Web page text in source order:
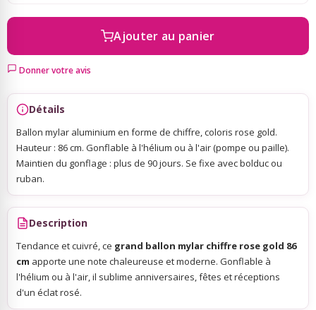
Rubans Tulle Organdi
Ajouter au panier
Donner votre avis
Détails
Ballon mylar aluminium en forme de chiffre, coloris rose gold.
Hauteur : 86 cm. Gonflable à l'hélium ou à l'air (pompe ou paille).
Maintien du gonflage : plus de 90 jours. Se fixe avec bolduc ou
ruban.
Description
Tendance et cuivré, ce grand ballon mylar chiffre rose gold 86
cm apporte une note chaleureuse et moderne. Gonflable à
l'hélium ou à l'air, il sublime anniversaires, fêtes et réceptions
d'un éclat rosé.